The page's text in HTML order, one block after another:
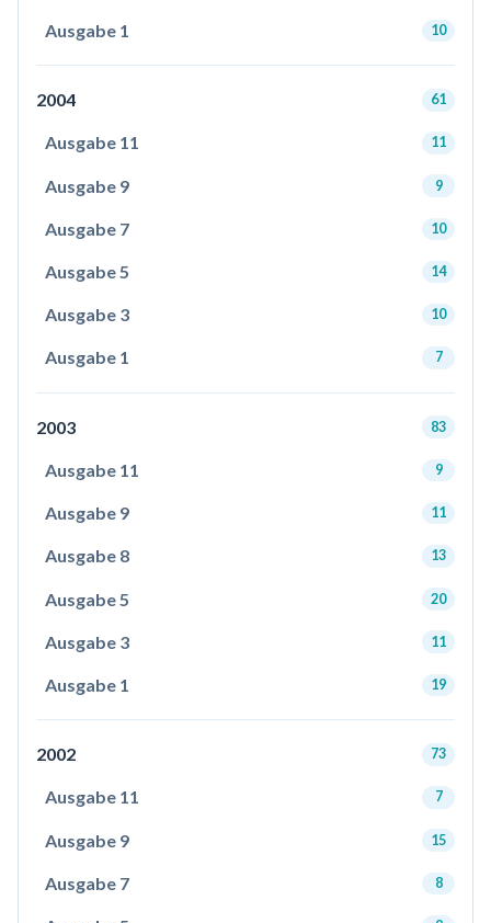
Ausgabe 1 10
2004 61
Ausgabe 11 11
Ausgabe 9 9
Ausgabe 7 10
Ausgabe 5 14
Ausgabe 3 10
Ausgabe 1 7
2003 83
Ausgabe 11 9
Ausgabe 9 11
Ausgabe 8 13
Ausgabe 5 20
Ausgabe 3 11
Ausgabe 1 19
2002 73
Ausgabe 11 7
Ausgabe 9 15
Ausgabe 7 8